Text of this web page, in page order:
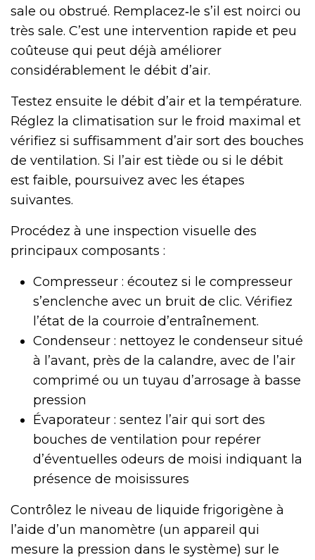
sale ou obstrué. Remplacez‑le s’il est noirci ou
très sale. C’est une intervention rapide et peu
coûteuse qui peut déjà améliorer
considérablement le débit d’air.
Testez ensuite le débit d’air et la température.
Réglez la climatisation sur le froid maximal et
vérifiez si suffisamment d’air sort des bouches
de ventilation. Si l’air est tiède ou si le débit
est faible, poursuivez avec les étapes
suivantes.
Procédez à une inspection visuelle des
principaux composants :
Compresseur : écoutez si le compresseur
s’enclenche avec un bruit de clic. Vérifiez
l’état de la courroie d’entraînement.
Condenseur : nettoyez le condenseur situé
à l’avant, près de la calandre, avec de l’air
comprimé ou un tuyau d’arrosage à basse
pression
Évaporateur : sentez l’air qui sort des
bouches de ventilation pour repérer
d’éventuelles odeurs de moisi indiquant la
présence de moisissures
Contrôlez le niveau de liquide frigorigène à
l’aide d’un manomètre (un appareil qui
mesure la pression dans le système) sur le